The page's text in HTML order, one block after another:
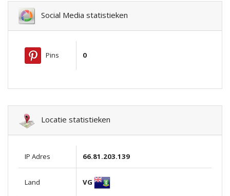
Social Media statistieken
Pins 0
Locatie statistieken
IP Adres 66.81.203.139
Land VG